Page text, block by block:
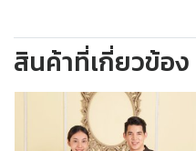
สินค้าที่เกี่ยวข้อง